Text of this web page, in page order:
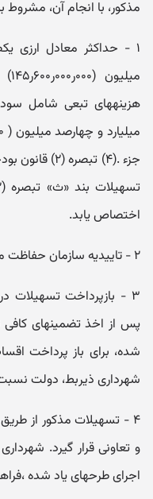
مذکور، با انجام آن،
۱ - حداکثر معادل
هزینههای تبعی شامل
اختصاص یابد.
۲ - تاییدیه سازمان حفاظت محیط زیست اخذ شود.
۳ - بازپرداخت تسهیلات
پس از اخذ تضمینهای
شده، برای باز پرداخت
شهرداری ذیربط، دولت
۴ - تسهیلات مذکور از
و تعاونی قرار گیرد.
اجرای طرحهای یاد شده